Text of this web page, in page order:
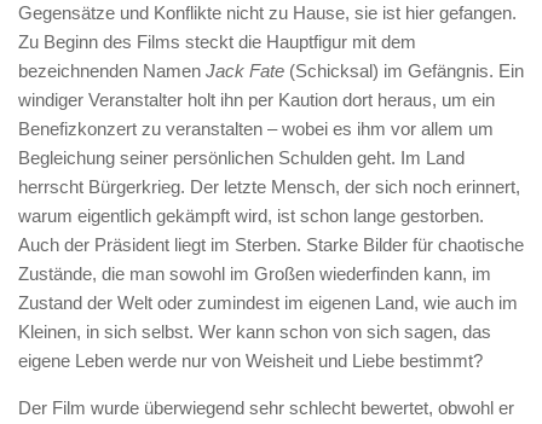
Gegensätze und Konflikte nicht zu Hause, sie ist hier gefangen.
Zu Beginn des Films steckt die Hauptfigur mit dem
bezeichnenden Namen Jack Fate (Schicksal) im Gefängnis. Ein
windiger Veranstalter holt ihn per Kaution dort heraus, um ein
Benefizkonzert zu veranstalten – wobei es ihm vor allem um
Begleichung seiner persönlichen Schulden geht. Im Land
herrscht Bürgerkrieg. Der letzte Mensch, der sich noch erinnert,
warum eigentlich gekämpft wird, ist schon lange gestorben.
Auch der Präsident liegt im Sterben. Starke Bilder für chaotische
Zustände, die man sowohl im Großen wiederfinden kann, im
Zustand der Welt oder zumindest im eigenen Land, wie auch im
Kleinen, in sich selbst. Wer kann schon von sich sagen, das
eigene Leben werde nur von Weisheit und Liebe bestimmt?
Der Film wurde überwiegend sehr schlecht bewertet, obwohl er